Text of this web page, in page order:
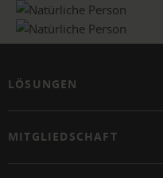
LÖSUNGEN
MITGLIEDSCHAFT